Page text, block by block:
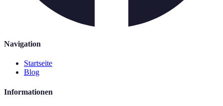
Navigation
Startseite
Blog
Informationen